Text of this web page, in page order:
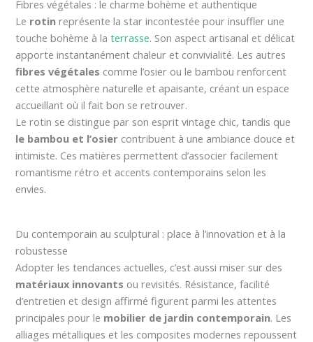
Fibres végétales : le charme bohème et authentique
Le rotin représente la star incontestée pour insuffler une
touche bohème à laterrasse. Son aspect artisanal et délicat
apporte instantanément chaleur et convivialité. Les autres
fibres végétales comme l’osier ou le bambou renforcent
cette atmosphère naturelle et apaisante, créant un espace
accueillant où il fait bon se retrouver.
Le rotin se distingue par son esprit vintage chic, tandis que
le bambou et l’osier contribuent à une ambiance douce et
intimiste. Ces matières permettent d’associer facilement
romantisme rétro et accents contemporains selon les
envies.
Du contemporain au sculptural : place à l’innovation et à la
robustesse
Adopter les tendances actuelles, c’est aussi miser sur des
matériaux innovants ou revisités. Résistance, facilité
d’entretien et design affirmé figurent parmi les attentes
principales pour le mobilier de jardin contemporain. Les
alliages métalliques et les composites modernes repoussent